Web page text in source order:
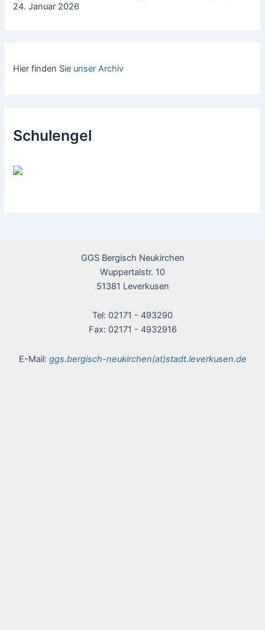
24. Januar 2026
Hier finden Sie unser Archiv
Schulengel
GGS Bergisch Neukirchen
Wuppertalstr. 10
51381 Leverkusen
Tel: 02171 - 493290
Fax: 02171 - 4932916
E-Mail: ggs.bergisch-neukirchen(at)stadt.leverkusen.de